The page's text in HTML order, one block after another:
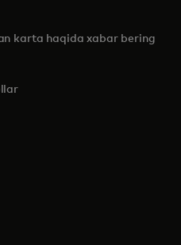
karta haqida xabar bering
in a new tab